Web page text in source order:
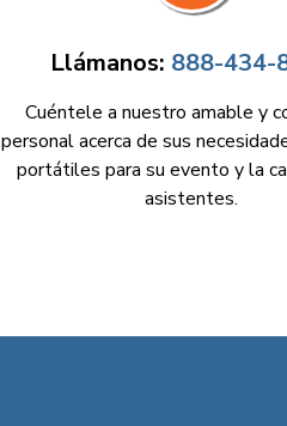
Llámanos: 888-434-
Cuéntele a nuestro amable y
personal acerca de sus
portátiles para su evento y la
asistentes.